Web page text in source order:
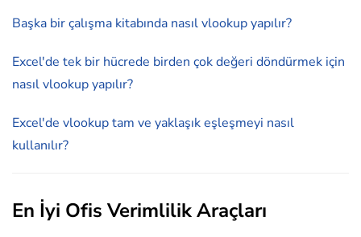
Başka bir çalışma kitabında nasıl vlookup yapılır?
Excel'de tek bir hücrede birden çok değeri döndürmek için
nasıl vlookup yapılır?
Excel'de vlookup tam ve yaklaşık eşleşmeyi nasıl
kullanılır?
En İyi Ofis Verimlilik Araçları